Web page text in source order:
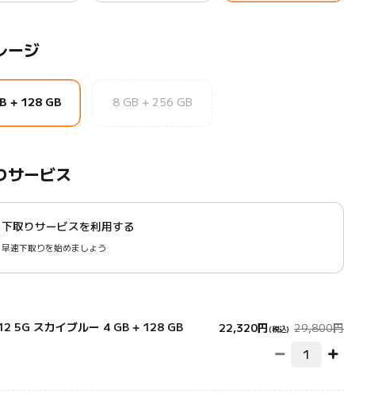
ージ
+ 128 GB 8 GB + 256 GB
サービス
下取りサービスを利用する
早速下取りを始めましょう
5G スカイブルー 4 GB + 128 GB 22,320 円 (税込) Current Price 円
29,800円マーケ